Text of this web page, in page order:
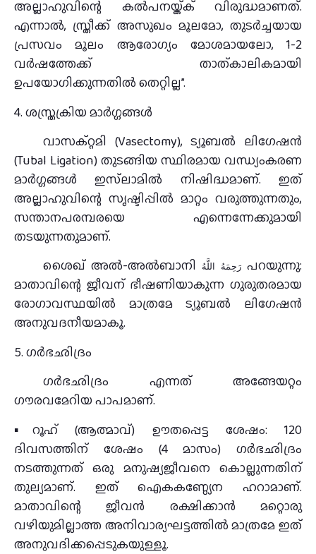
അല്ലാഹുവിന്റെ കൽപനയ്ക്ക് വിരുദ്ധമാണത്.
എന്നാൽ, സ്ത്രീക്ക് അസുഖം മൂലമോ, തുടർച്ചയായ
പ്രസവം മൂലം ആരോഗ്യം മോശമായലോ, 1-2
വർഷത്തേക്ക് താത്കാലികമായി
ഉപയോഗിക്കുന്നതിൽ തെറ്റില്ല”.
4. ശസ്ത്രക്രിയ മാർഗ്ഗങ്ങൾ
വാസക്റ്റമി (Vasectomy), ട്യൂബൽ ലിഗേഷൻ
(Tubal Ligation) തുടങ്ങിയ സ്ഥിരമായ വന്ധ്യംകരണ
മാർഗ്ഗങ്ങൾ ഇസ്‌ലാമിൽ നിഷിദ്ധമാണ്. ഇത്
അല്ലാഹുവിന്റെ സൃഷ്ടിപ്പിൽ മാറ്റം വരുത്തുന്നതും,
സന്താനപരമ്പരയെ എന്നെന്നേക്കുമായി
തടയുന്നതുമാണ്.
ശൈഖ് അൽ-അൽബാനി رَحِمَهُ اللَّهُപറയുന്നു:
മാതാവിന്റെ ജീവന് ഭീഷണിയാകുന്ന ഗുരുതരമായ
രോഗാവസ്ഥയിൽ മാത്രമേ ട്യൂബൽ ലിഗേഷൻ
അനുവദനീയമാകൂ.
5. ഗർഭഛിദ്രം
ഗർഭഛിദ്രം എന്നത് അങ്ങേയറ്റം
ഗൗരവമേറിയ പാപമാണ്.
▪️റൂഹ് (ആത്മാവ്) ഊതപ്പെട്ട ശേഷം: 120
ദിവസത്തിന് ശേഷം (4 മാസം) ഗർഭഛിദ്രം
നടത്തുന്നത് ഒരു മനുഷ്യജീവനെ കൊല്ലുന്നതിന്
തുല്യമാണ്. ഇത് ഐകകണ്ഠ്യേന ഹറാമാണ്.
മാതാവിന്റെ ജീവൻ രക്ഷിക്കാൻ മറ്റൊരു
വഴിയുമില്ലാത്ത അനിവാര്യഘട്ടത്തിൽ മാത്രമേ ഇത്
അനുവദിക്കപ്പെടുകയുള്ളൂ.